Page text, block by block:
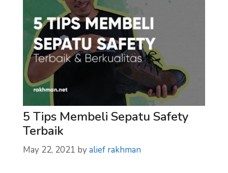
5 Tips Membeli Sepatu Safety
Terbaik
May 22, 2021 byalief rakhman